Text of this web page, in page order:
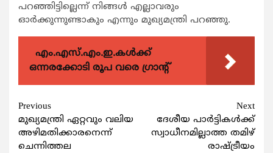
പറഞ്ഞിട്ടില്ലെന്ന് നിങ്ങള്‍ എല്ലാവരും
ഓര്‍ക്കുന്നുണ്ടാകും എന്നും മുഖ്യമന്ത്രി പറഞ്ഞു.
എം.എസ്.എം.ഇ.കൾക്ക്
ഒന്നരക്കോടി രൂപ വരെ ഗ്രാന്റ്
Continue
Reading
Previous
മുഖ്യമന്ത്രി ഏറ്റവും വലിയ
അഴിമതിക്കാരനെന്ന്
ചെന്നിത്തല
Next
ദേശീയ പാര്‍ട്ടികള്‍ക്ക്
സ്വാധീനമില്ലാത്ത തമിഴ്
രാഷ്ട്രീയം